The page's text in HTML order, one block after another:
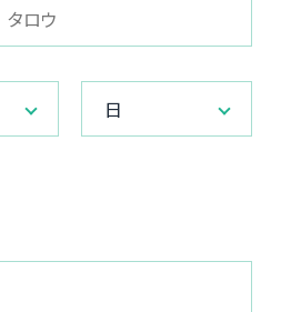
日